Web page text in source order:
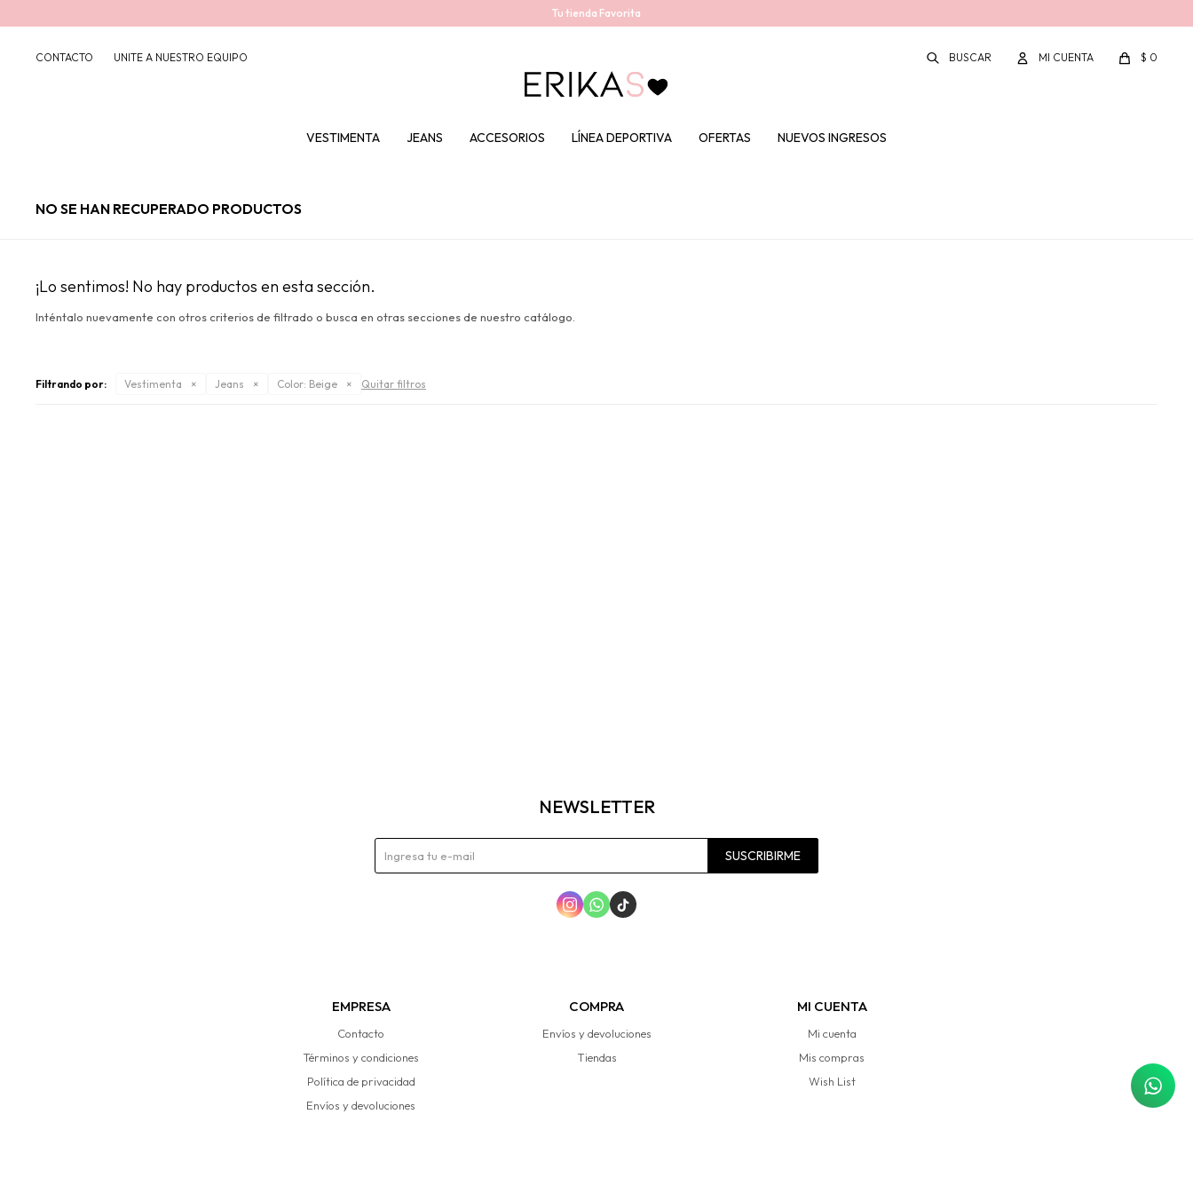
Tu tienda Favorita
VESTIMENTA JEANS ACCESORIOS LÍNEA DEPORTIVA OFERTAS NUEVOS INGRESOS
$ 0
CONTACTO UNITE A NUESTRO EQUIPO
NO SE HAN RECUPERADO PRODUCTOS
¡Lo sentimos! No hay productos en esta sección.
Inténtalo nuevamente con otros criterios de filtrado o busca en otras secciones de nuestro catálogo.
Filtrando por: Vestimenta Jeans Color: Beige Quitar filtros
EMPRESA
Contacto
Términos y condiciones
Política de privacidad
Envíos y devoluciones
COMPRA
Envíos y devoluciones
Tiendas
MI CUENTA
Mi cuenta
Mis compras
Wish List
NEWSLETTER
SUSCRIBIRME
  